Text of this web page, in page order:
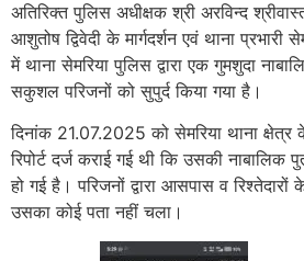
अतिरिक्त पुलिस अधीक्षक श्री अरविन्द
आशुतोष द्विवेदी के मार्गदर्शन एवं थाना प्रभारी
में थाना सेमरिया पुलिस द्वारा एक गुमशुदा
सकुशल परिजनों को सुपुर्द किया गया है।
दिनांक 21.07.2025 को सेमरिया थाना क्षेत्र के
रिपोर्ट दर्ज कराई गई थी कि उसकी
हो गई है। परिजनों द्वारा आसपास व
उसका कोई पता नहीं चला।